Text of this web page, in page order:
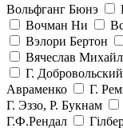
Вольфганг Бюнэ
Вочман Ни
Вэлори Бертон
Вячеслав
Г. Добровольский
Авраменко
Г.
Г. Эззо, Р. Букнам
Г.Ф.Рендал